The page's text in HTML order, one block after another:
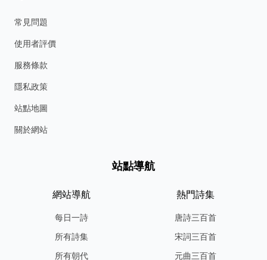
常見問題
使用者評價
服務條款
隱私政策
站點地圖
關於網站
站點導航
網站導航
每日一詩
所有詩集
所有朝代
熱門詩集
唐詩三百首
宋詞三百首
元曲三百首